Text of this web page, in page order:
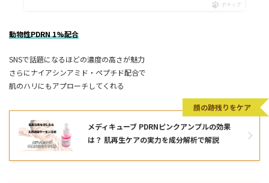
ポチップ
動物性PDRN 1%配合
SNSで話題になるほどの濃度の高さが魅力
さらにナイアシンアミド・ペプチド配合で
肌のハリにもアプローチしてくれる
メディキューブ PDRNピンクアンプルの効果
は？ 肌再生ケアの実力を成分解析で解説
顔の跡残りをケア